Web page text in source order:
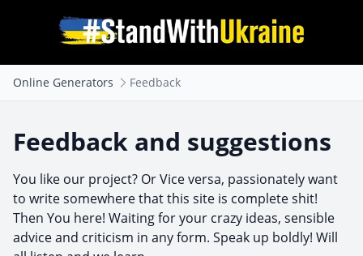
Online Generators Feedback
Feedback and suggestions
You like our project? Or Vice versa, passionately want
to write somewhere that this site is complete shit!
Then You here! Waiting for your crazy ideas, sensible
advice and criticism in any form. Speak up boldly! Will